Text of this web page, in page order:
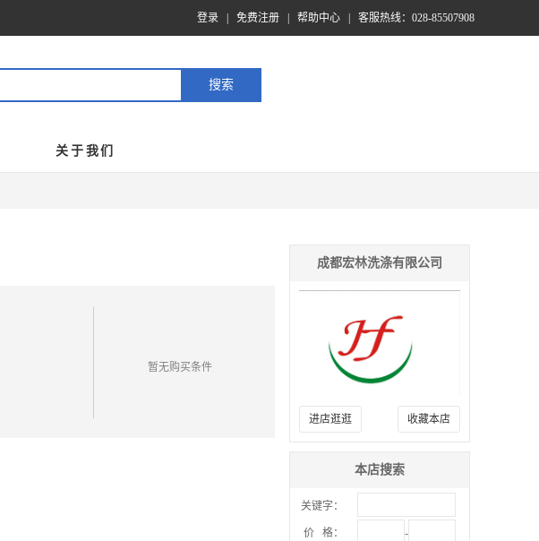
登录 免费注册 帮助中心 客服热线：028-85507908
关于我们
暂无购买条件
成都宏林洗涤有限公司
进店逛逛 收藏本店
本店搜索
关键字：
价 格： -